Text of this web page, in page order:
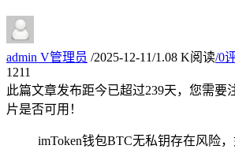
admin V管理员 /2025-12-11/1.08 K阅读/0
1211
此篇文章发布距今已超过239天，您需要
片是否可用！
imToken钱包BTC无私钥存在风险